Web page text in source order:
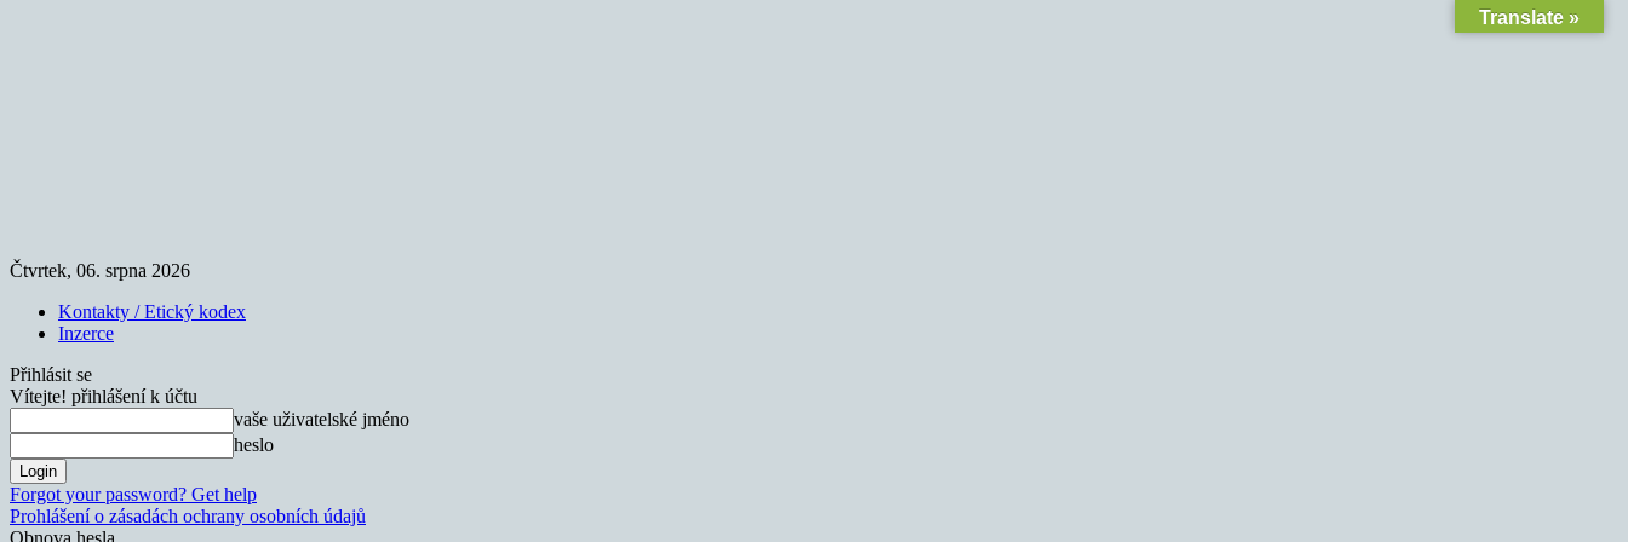
Čtvrtek, 06. srpna 2026
Kontakty / Etický kodex
Inzerce
Přihlásit se
Vítejte! přihlášení k účtu
vaše uživatelské jméno
heslo
Forgot your password? Get help
Prohlášení o zásadách ochrany osobních údajů
Obnova hesla
Translate »